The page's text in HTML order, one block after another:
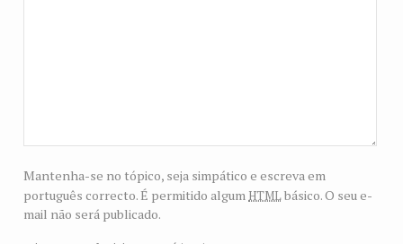
Mantenha-se no tópico, seja simpático e escreva em
português correcto. É permitido algum htmlbásico. O seu e-
mail não será publicado.